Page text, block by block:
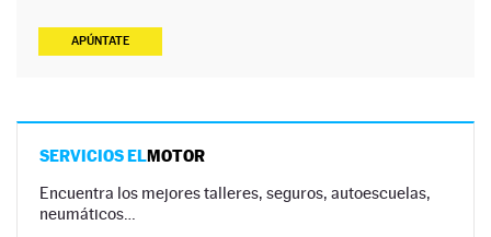
APÚNTATE
SERVICIOS ELMOTOR
Encuentra los mejores talleres, seguros, autoescuelas,
neumáticos…